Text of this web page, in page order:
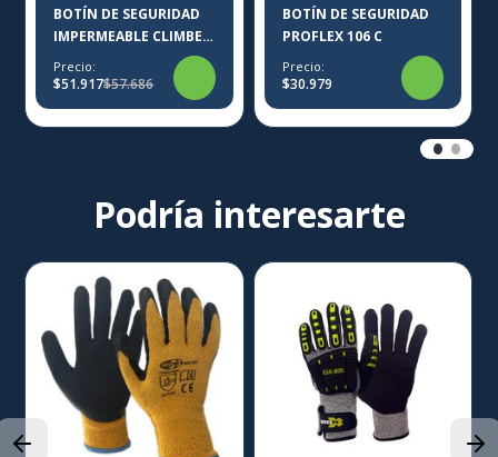
BOTÍN DE SEGURIDAD
IMPERMEABLE CLIMBER
THORENS MUJER
Precio:
$51.917$57.686
BOTÍN DE SEGURIDAD
PROFLEX 106 C
Precio:
$30.979
Podría interesarte